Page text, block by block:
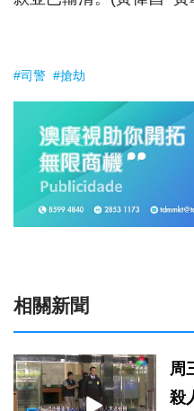
#司警 #搶劫
相關新聞
周
殺